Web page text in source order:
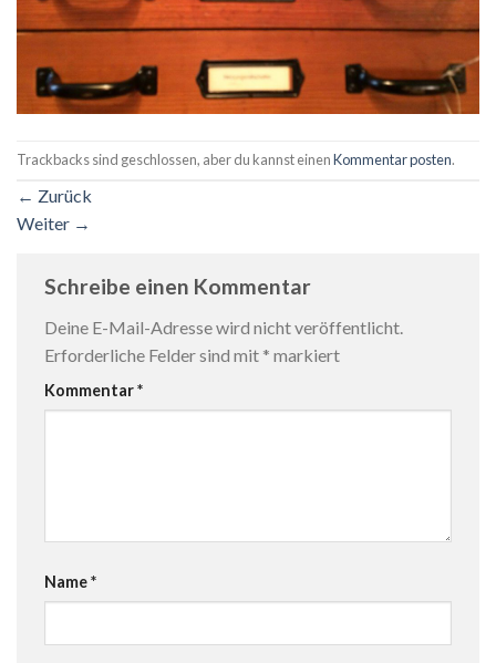
Trackbacks sind geschlossen, aber du kannst einenKommentar posten.
← Zurück
Weiter →
Schreibe einen Kommentar
Deine E-Mail-Adresse wird nicht veröffentlicht.
Erforderliche Felder sind mit * markiert
Kommentar*
Name*